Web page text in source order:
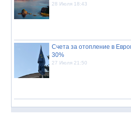
28 Июля 18:43
Счета за отопление в
30%
27 Июля 21:50